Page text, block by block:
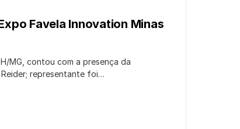
Favela Innovation Minas
MG, contou com a presença da
representante foi…